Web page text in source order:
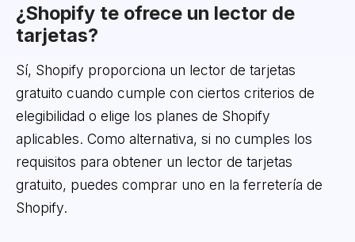
¿Shopify te ofrece un lector de
tarjetas?
Sí, Shopify proporciona un lector de tarjetas
gratuito cuando cumple con ciertos criterios de
elegibilidad o elige los planes de Shopify
aplicables. Como alternativa, si no cumples los
requisitos para obtener un lector de tarjetas
gratuito, puedes comprar uno en la ferretería de
Shopify.